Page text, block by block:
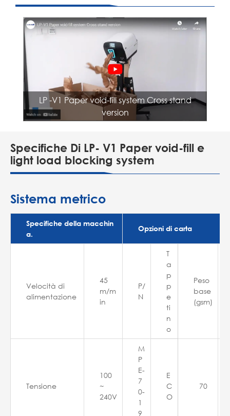
LP -V1 Paper void-fill system Cross stand
version
Specifiche Di LP- V1 Paper void-fill e
light load blocking system
Sistema metrico
Specifiche della macchin
a.
Opzioni di carta
Velocità di
alimentazione
45
m/m
in
P/
N
T
a
p
p
e
ti
n
o
Peso
base
(gsm)
Tensione
100
~
240V
M
P
E-
7
0-
1
9
E
C
O
70